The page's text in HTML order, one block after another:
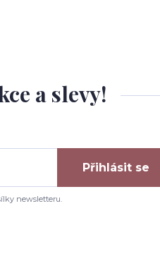
a slevy!
Přihlásit se
newsletteru.